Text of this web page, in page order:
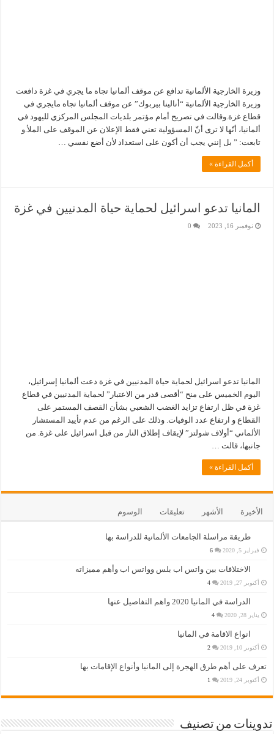
وزيرة الخارجية الألمانية تدافع عن موقف ألمانيا تجاه ما يجري في غزة دافعت
وزيرة الخارجية الألمانية “أنالينا بيربوك” عن موقف ألمانيا تجاه مايجري في
قطاع غزة.وقالت في تصريح أمام مؤتمر بلديات المجلس المركزي لليهود في
ألمانيا، أنّها لا ترى أنّ المسؤولية تعني فقط الإعلان عن الموقف على الملأ.و
تابعت: ” بل إنني يجب أن أكون على استعداد لأن أضع نفسي …
أكمل القراءة »
المانيا تدعو اسرائيل لحماية حياة المدنيين في غزة
نوفمبر 16, 2023 0
المانيا تدعو اسرائيل لحماية حياة المدنيين في غزة دعت ألمانيا إسرائيل،
اليوم الخميس على منح “أقصى قدر من الاعتبار” لحماية المدنيين في قطاع
غزة في ظل ارتفاع تزايد الغضب الشعبي بشأن القصف المستمر على
القطاع و ارتفاع عدد الوفيات. وذلك على الرغم من عدم تأييد المستشار
الألماني “أولاف شولتز” لإيقاف إطلاق النار من قبل اسرائيل على غزة. من
جانبها، قالت …
أكمل القراءة »
الأخيرة الأشهر تعليقات الوسوم
طريقة مراسلة الجامعات الألمانية للدراسة بها
فبراير 5, 2020 6
الاختلافات بين واتس اب بلس وواتس اب وأهم مميزاته
أكتوبر 27, 2019 4
الدراسة في المانيا 2020 واهم التفاصيل عنها
يناير 28, 2020 4
انواع الاقامة في المانيا
أكتوبر 10, 2019 2
تعرف على أهم طرق الهجرة إلى المانيا وأنواع الإقامات بها
أكتوبر 24, 2019 1
تدوينات من تصنيف